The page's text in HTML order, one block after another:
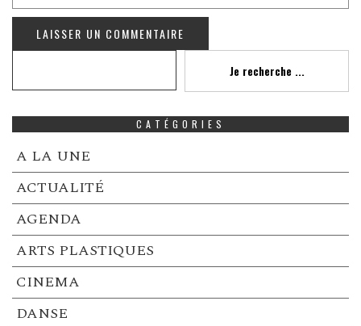
Je recherche ...
CATÉGORIES
A LA UNE
ACTUALITÉ
AGENDA
ARTS PLASTIQUES
CINEMA
DANSE